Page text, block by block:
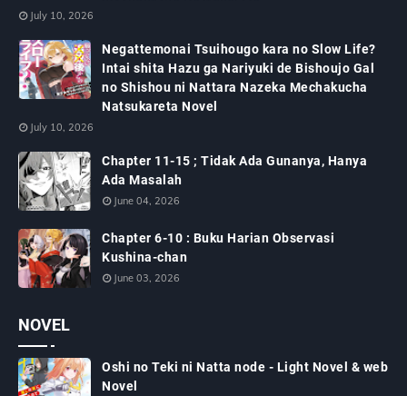
July 10, 2026
Negattemonai Tsuihougo kara no Slow Life?
Intai shita Hazu ga Nariyuki de Bishoujo Gal
no Shishou ni Nattara Nazeka Mechakucha
Natsukareta Novel
July 10, 2026
Chapter 11-15 ; Tidak Ada Gunanya, Hanya
Ada Masalah
June 04, 2026
Chapter 6-10 : Buku Harian Observasi
Kushina-chan
June 03, 2026
NOVEL
Oshi no Teki ni Natta node - Light Novel & web
Novel